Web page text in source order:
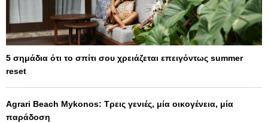
5 σημάδια ότι το σπίτι σου χρειάζεται επειγόντως summer
reset
Agrari Beach Mykonos: Τρεις γενιές, μία οικογένεια, μία
παράδοση